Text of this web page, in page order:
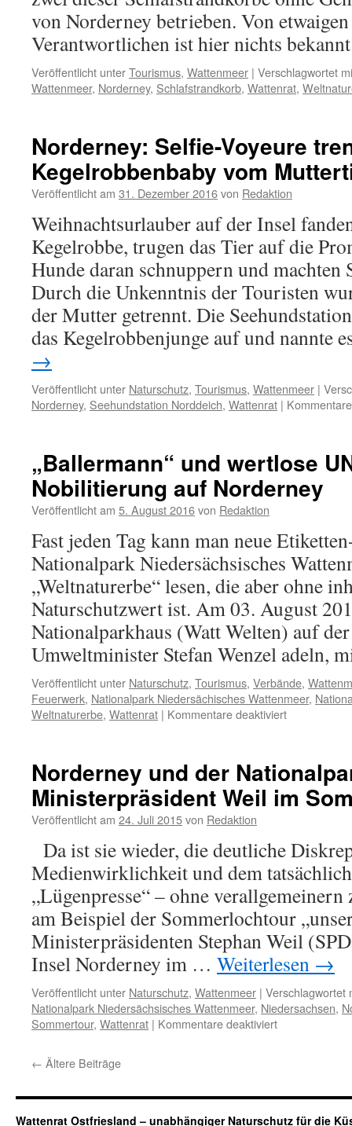
von Norderney betrieben. Von
Verantwortlichen ist hier nichts
Veröffentlicht unterTourismus, Wattenmeer | Verschlagwortet
Wattenmeer, Norderney, Schlafstrandkorb, Wattenrat,
Norderney: Selfie-Voyeure
Kegelrobbenbaby vom
Veröffentlicht am 31. Dezember 2016von Redaktion
Weihnachtsurlauber auf der Insel
Kegelrobbe, trugen das Tier auf die
Hunde daran schnuppern und machten
Durch die Unkenntnis der Touristen
der Mutter getrennt. Die
das Kegelrobbenjunge auf und nannte
→
Veröffentlicht unter Naturschutz, Tourismus, Wattenmeer |
Norderney, Seehundstation Norddeich, Wattenrat |
„Ballermann“ und wertlose
Nobilitierung auf Norderney
Veröffentlicht am 5. August 2016von Redaktion
Fast jeden Tag kann man neue
Nationalpark Niedersächsisches
„Weltnaturerbe“ lesen, die aber ohne
Naturschutzwert ist. Am 03. August
Nationalparkhaus (Watt Welten) auf
Umweltminister Stefan Wenzel adeln,
Veröffentlicht unter Naturschutz, Tourismus, Verbände,
Feuerwerk, Nationalpark Niedersächisches Wattenmeer,
Weltnaturerbe, Wattenrat | Kommentare deaktiviertfür
UNESCO-
Nobilitierung
auf
Norderney und der
Ministerpräsident Weil im
Veröffentlicht am 24. Juli 2015von Redaktion
Da ist sie wieder, die deutliche
Medienwirklichkeit und dem
„Lügenpresse“ – ohne
am Beispiel der Sommerlochtour
Ministerpräsidenten Stephan Weil
Insel Norderney im … Weiterlesen →
Veröffentlicht unter Naturschutz, Wattenmeer | Verschlagwortet
Nationalpark Niedersächsisches Wattenmeer, Niedersachsen,
Sommertour, Wattenrat | Kommentare deaktiviertfür
Wattenmeer:
← Ältere Beiträge
Wattenrat Ostfriesland – unabhängiger Naturschutz für die